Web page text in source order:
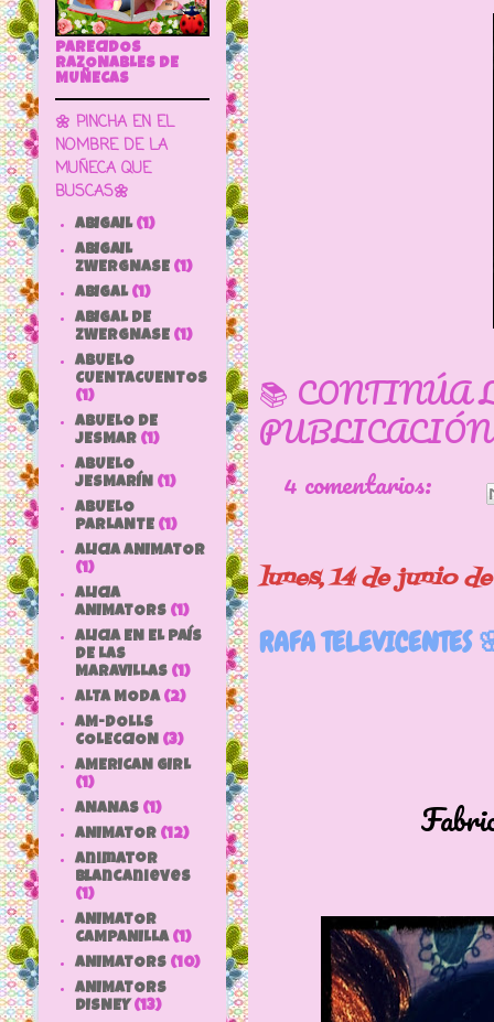
📚 CONTINÚA
4 comentarios:
lunes, 14 de junio
RAFA TELEVICENTES
Fabricado
PARECIDOS
RAZONABLES DE
MUÑECAS
🌼 PINCHA EN EL
NOMBRE DE LA
MUÑECA QUE
BUSCAS🌼
ABIGAIL (1)
ABIGAIL
ZWERGNASE (1)
ABIGAL (1)
ABIGAL DE
ZWERGNASE (1)
ABUELO
CUENTACUENTOS
(1)
ABUELO DE
JESMAR (1)
ABUELO
JESMARÍN (1)
ABUELO
PARLANTE (1)
ALICIA ANIMATOR
(1)
ALICIA
ANIMATORS (1)
ALICIA EN EL PAÍS
DE LAS
MARAVILLAS (1)
ALTA MODA (2)
AM-DOLLS
COLECCION (3)
AMERICAN GIRL
(1)
ANANAS (1)
ANIMATOR (12)
animator
blancanieves
(1)
ANIMATOR
CAMPANILLA (1)
ANIMATORS (10)
ANIMATORS
DISNEY (13)